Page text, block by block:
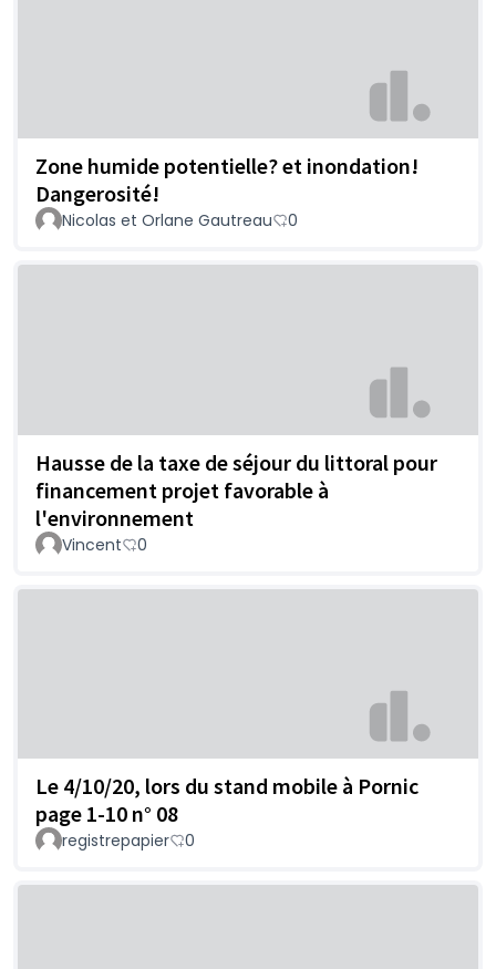
Zone humide potentielle? et inondation!
Dangerosité!
Nicolas et Orlane Gautreau 0
Hausse de la taxe de séjour du littoral pour
financement projet favorable à
l'environnement
Vincent 0
Le 4/10/20, lors du stand mobile à Pornic
page 1-10 n° 08
registrepapier 0